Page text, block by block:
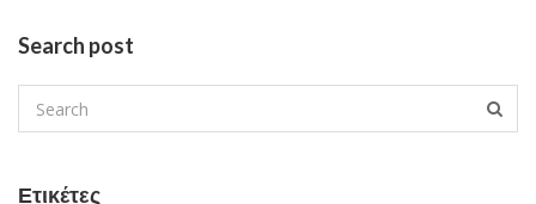
Search post
Ετικέτες